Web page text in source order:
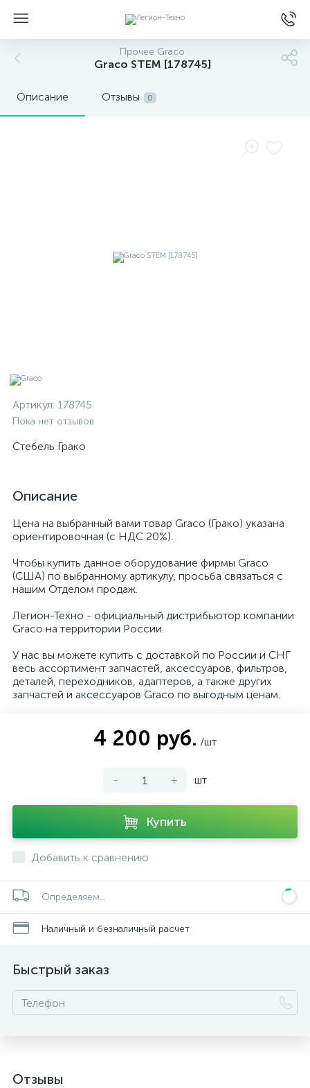
Прочее Graco
Graco STEM [178745]
Описание Отзывы 0
Артикул: 178745
Пока нет отзывов
Стебель Грако
Описание
Цена на выбранный вами товар Graco (Грако) указана
ориентировочная (с НДС 20%).
Чтобы купить данное оборудование фирмы Graco
(США) по выбранному артикулу, просьба связаться с
нашим Отделом продаж.
Легион-Техно - официальный дистрибьютор компании
Graco на территории России.
У нас вы можете купить с доставкой по России и СНГ
весь ассортимент запчастей, аксессуаров, фильтров,
деталей, переходников, адаптеров, а также других
запчастей и аксессуаров Graco по выгодным ценам.
4 200 руб. /шт
- + шт
Купить
Добавить к сравнению
Определяем...
Наличный и безналичный расчет
Быстрый заказ
Отзывы